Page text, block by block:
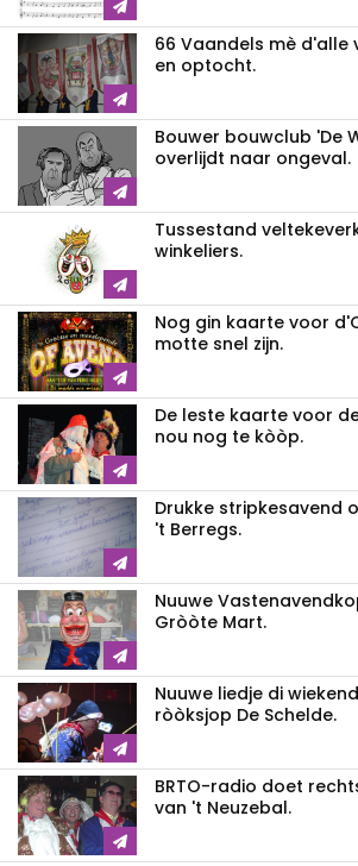
66 Vaandels mè d'alle
en optocht.
Bouwer bouwclub 'De
overlijdt naar ongeval.
Tussestand
winkeliers.
Nog gin kaarte voor
motte snel zijn.
De leste kaarte voor
nou nog te kòòp.
Drukke stripkesavend
't Berregs.
Nuuwe
Gròòte Mart.
Nuuwe liedje di
ròòksjop De Schelde.
BRTO-radio doet
van 't Neuzebal.